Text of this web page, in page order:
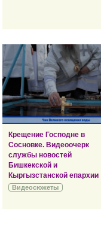
Крещение Господне в
Сосновке. Видеоочерк
службы новостей
Бишкекской и
Кыргызстанской епархии
Видеосюжеты